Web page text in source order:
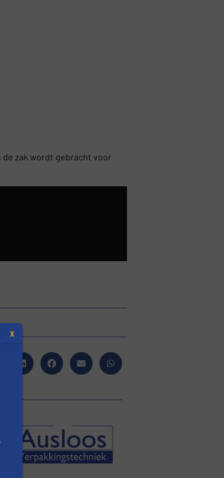
zak wordt gebracht voor
X